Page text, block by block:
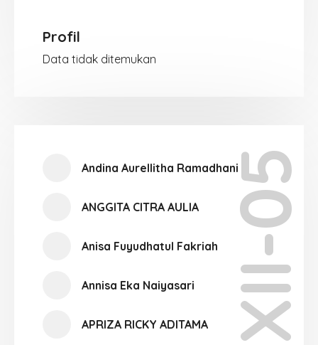
Profil
Data tidak ditemukan
XII-05
Andina Aurellitha Ramadhani
ANGGITA CITRA AULIA
Anisa Fuyudhatul Fakriah
Annisa Eka Naiyasari
APRIZA RICKY ADITAMA